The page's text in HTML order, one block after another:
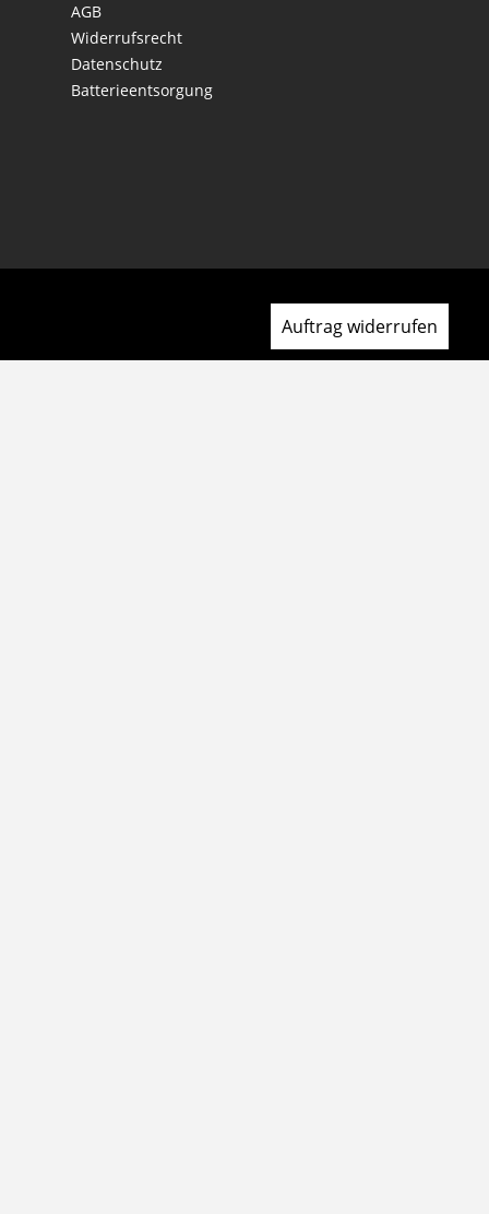
AGB
Widerrufsrecht
Datenschutz
Batterieentsorgung
Auftrag widerrufen